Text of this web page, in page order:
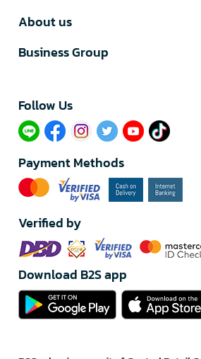
About us
Business Group
Follow Us​
Payment Methods
Verified by
Download B2S app